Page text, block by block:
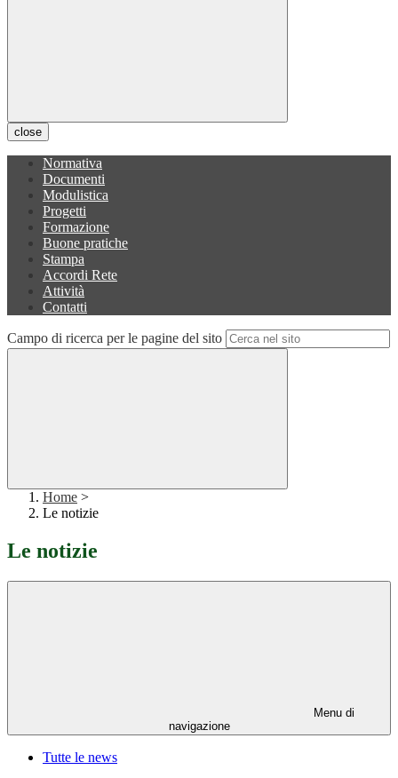
close
Normativa
Documenti
Modulistica
Progetti
Formazione
Buone pratiche
Stampa
Accordi Rete
Attività
Contatti
Campo di ricerca per le pagine del sito
Home >
Le notizie
Le notizie
Menu di
navigazione
Tutte le news